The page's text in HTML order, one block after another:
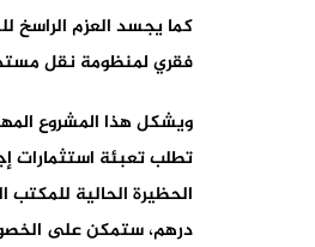
كما يجسد العزم الراسخ
فقري لمنظومة نقل
درهم، ستمكن على